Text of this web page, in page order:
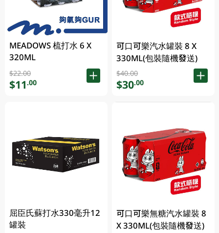
MEADOWS 梳打水 6 X
320ML
$22.00
$11.00
屈臣氏蘇打水330毫升12
罐裝
可口可樂汽水罐裝 8 X
330ML(包裝隨機發送)
$40.00
$30.00
可口可樂無糖汽水罐裝 8
X 330ML(包裝隨機發送)